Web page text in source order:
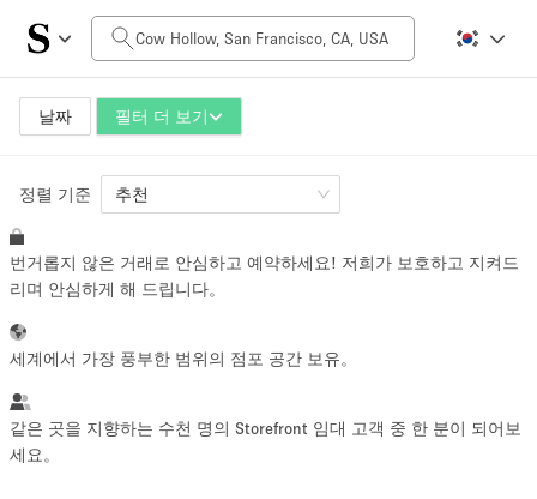
날짜 필터 더 보기
일일 비용
$0
공간 크기
100 sq ft 5000+ sq ft
~ 13 명
정렬 기준 추천
번거롭지 않은 거래로 안심하고 예약하세요! 저희가 보호하고 지켜드
리며 안심하게 해 드립니다。
세계에서 가장 풍부한 범위의 점포 공간 보유。
같은 곳을 지향하는 수천 명의 Storefront 임대 고객 중 한 분이 되어보
세요。